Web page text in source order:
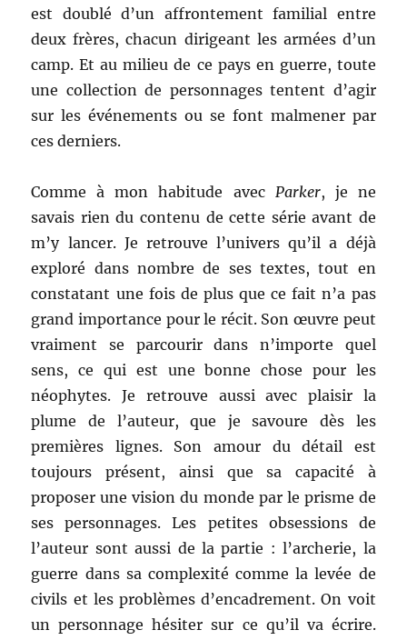
est doublé d’un affrontement familial entre
deux frères, chacun dirigeant les armées d’un
camp. Et au milieu de ce pays en guerre, toute
une collection de personnages tentent d’agir
sur les événements ou se font malmener par
ces derniers.
Comme à mon habitude avec Parker, je ne
savais rien du contenu de cette série avant de
m’y lancer. Je retrouve l’univers qu’il a déjà
exploré dans nombre de ses textes, tout en
constatant une fois de plus que ce fait n’a pas
grand importance pour le récit. Son œuvre peut
vraiment se parcourir dans n’importe quel
sens, ce qui est une bonne chose pour les
néophytes. Je retrouve aussi avec plaisir la
plume de l’auteur, que je savoure dès les
premières lignes. Son amour du détail est
toujours présent, ainsi que sa capacité à
proposer une vision du monde par le prisme de
ses personnages. Les petites obsessions de
l’auteur sont aussi de la partie : l’archerie, la
guerre dans sa complexité comme la levée de
civils et les problèmes d’encadrement. On voit
un personnage hésiter sur ce qu’il va écrire.